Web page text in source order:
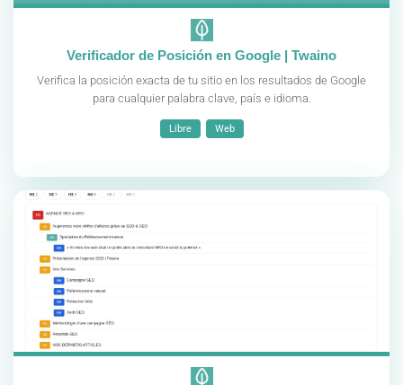
Verificador de Posición en Google | Twaino
Verifica la posición exacta de tu sitio en los resultados de Google
para cualquier palabra clave, país e idioma.
Libre Web